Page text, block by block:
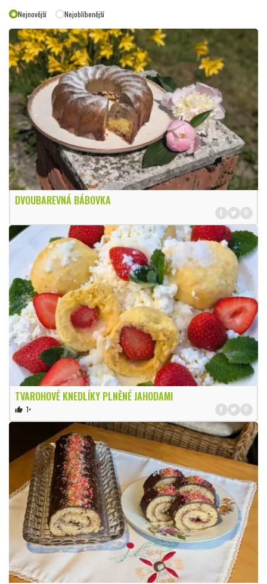
Nejnovější Nejoblíbenější
DVOUBAREVNÁ BÁBOVKA
TVAROHOVÉ KNEDLÍKY PLNĚNÉ JAHODAMI
thumb_up 1×